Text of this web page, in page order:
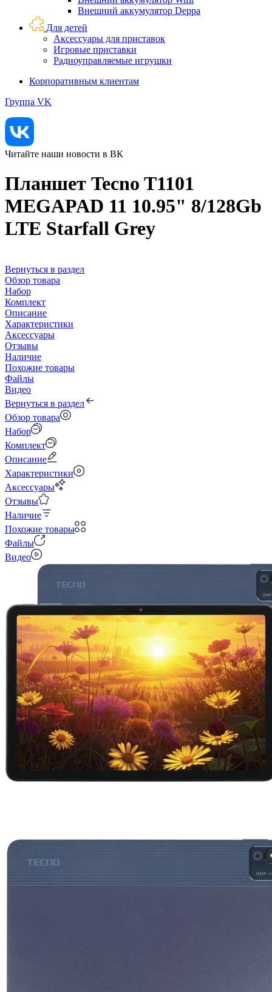
Внешний аккумулятор Deppa
Для детей
Аксессуары для приставок
Игровые приставки
Радиоуправляемые игрушки
Корпоративным клиентам
Группа VK
Читайте наши новости в ВК
Планшет Tecno T1101
MEGAPAD 11 10.95" 8/128Gb
LTE Starfall Grey
Вернуться в раздел
Обзор товара
Набор
Комплект
Описание
Характеристики
Аксессуары
Отзывы
Наличие
Похожие товары
Файлы
Видео
Вернуться в раздел
Обзор товара
Набор
Комплект
Описание
Характеристики
Аксессуары
Отзывы
Наличие
Похожие товары
Файлы
Видео